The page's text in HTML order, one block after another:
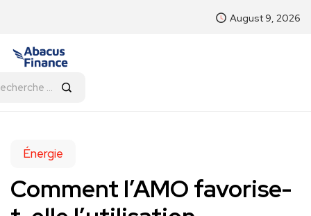
August 9, 2026
Énergie
Comment l’AMO favorise-